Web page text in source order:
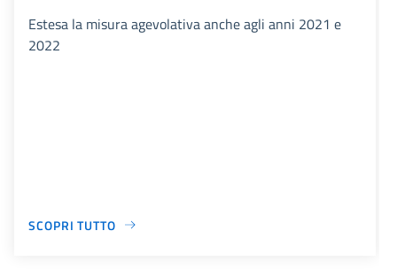
Estesa la misura agevolativa anche agli anni 2021 e
2022
SCOPRI TUTTO